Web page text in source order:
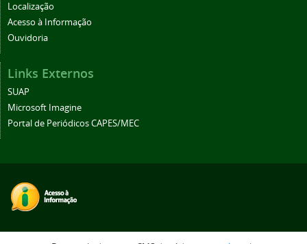
Localização
Acesso à Informação
Ouvidoria
Links Externos
SUAP
Microsoft Imagine
Portal de Periódicos CAPES/MEC